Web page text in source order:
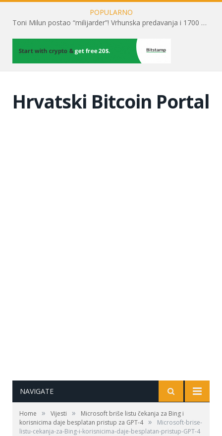
POPULARNO
Toni Milun postao “milijarder”! Vrhunska predavanja i 1700 posjetitelja obilježili su mjesec financijske pismenosti
Hrvatski Bitcoin Portal
NAVIGATE
Home » Vijesti »
Microsoft briše listu čekanja za Bing i
korisnicima daje besplatan pristup za GPT-4 »
Microsoft-brise-
listu-cekanja-za-Bing-i-korisnicima-daje-besplatan-pristup-GPT-4